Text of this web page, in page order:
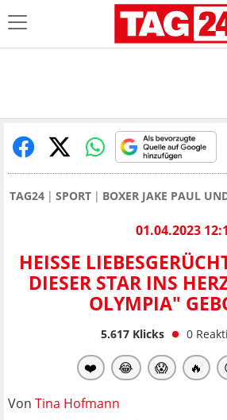
TAG24 SPORT BOXER JAKE PAUL
01.04.2023
HEISSE
IESER STAR INS HERZ
LYMPIA"
5.617Klicks 0
❤️ 😂 😱 🔥
Von Tina Hofmann